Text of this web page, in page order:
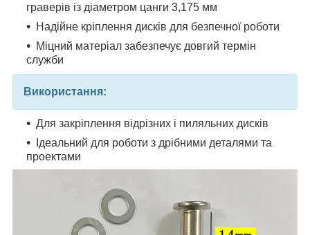
граверів із діаметром цанги 3,175 мм
Надійне кріплення дисків для безпечної роботи
Міцний матеріал забезпечує довгий термін
служби
Використання:
Для закріплення відрізних і пиляльних дисків
Ідеальний для роботи з дрібними деталями та
проектами